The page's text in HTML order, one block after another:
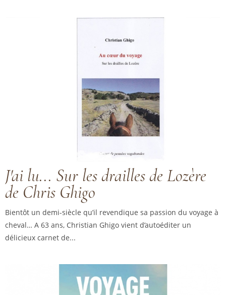
J'ai lu... Sur les drailles de Lozère
de Chris Ghigo
Bientôt un demi-siècle qu’il revendique sa passion du voyage à
cheval… A 63 ans, Christian Ghigo vient d’autoéditer un
délicieux carnet de...